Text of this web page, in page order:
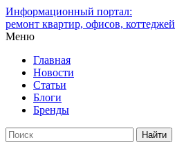
Информационный портал:
ремонт квартир, офисов, коттеджей
Меню
Главная
Новости
Статьи
Блоги
Бренды